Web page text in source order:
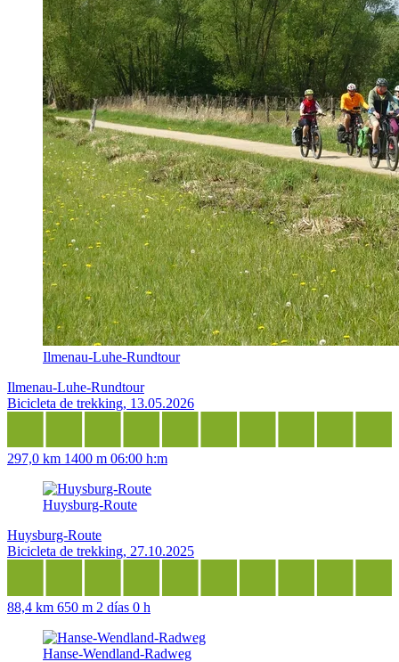
Ilmenau-Luhe-Rundtour
Ilmenau-Luhe-Rundtour
Bicicleta de trekking, 13.05.2026
297,0 km 1400 m 06:00 h:m
Huysburg-Route
Huysburg-Route
Bicicleta de trekking, 27.10.2025
88,4 km 650 m 2 días 0 h
Hanse-Wendland-Radweg